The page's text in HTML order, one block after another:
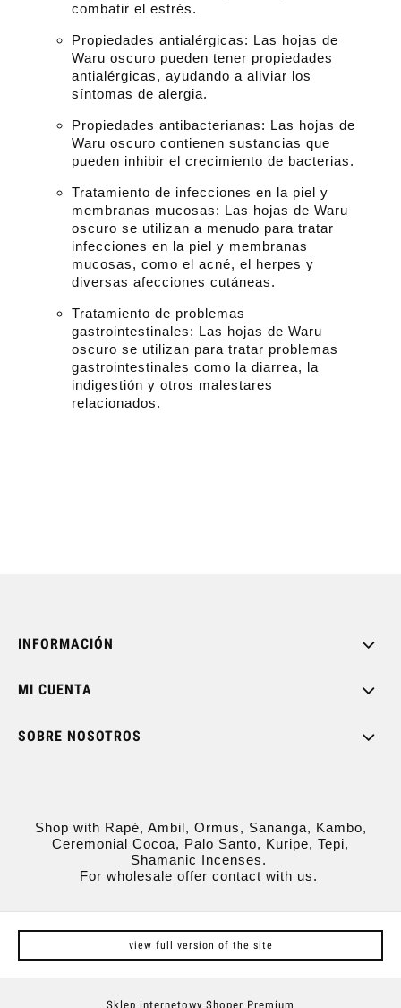
combatir el estrés.
Propiedades antialérgicas: Las hojas de
Waru oscuro pueden tener propiedades
antialérgicas, ayudando a aliviar los
síntomas de alergia.
Propiedades antibacterianas: Las hojas de
Waru oscuro contienen sustancias que
pueden inhibir el crecimiento de bacterias.
Tratamiento de infecciones en la piel y
membranas mucosas: Las hojas de Waru
oscuro se utilizan a menudo para tratar
infecciones en la piel y membranas
mucosas, como el acné, el herpes y
diversas afecciones cutáneas.
Tratamiento de problemas
gastrointestinales: Las hojas de Waru
oscuro se utilizan para tratar problemas
gastrointestinales como la diarrea, la
indigestión y otros malestares
relacionados.
INFORMACIÓN
MI CUENTA
SOBRE NOSOTROS
Shop with Rapé, Ambil, Ormus, Sananga, Kambo,
Ceremonial Cocoa, Palo Santo, Kuripe, Tepi,
Shamanic Incenses.
For wholesale offer contact with us.
view full version of the site
Sklep internetowy Shoper Premium